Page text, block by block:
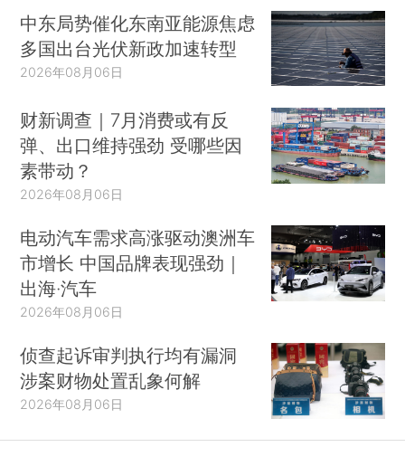
中东局势催化东南亚能源焦虑
多国出台光伏新政加速转型
2026年08月06日
财新调查｜7月消费或有反
弹、出口维持强劲 受哪些因
素带动？
2026年08月06日
电动汽车需求高涨驱动澳洲车
市增长 中国品牌表现强劲｜
出海·汽车
2026年08月06日
侦查起诉审判执行均有漏洞
涉案财物处置乱象何解
2026年08月06日